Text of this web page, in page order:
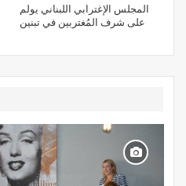
المجلس الإغترابي اللبناني يولم
على شرف المُغتربين في تبنين